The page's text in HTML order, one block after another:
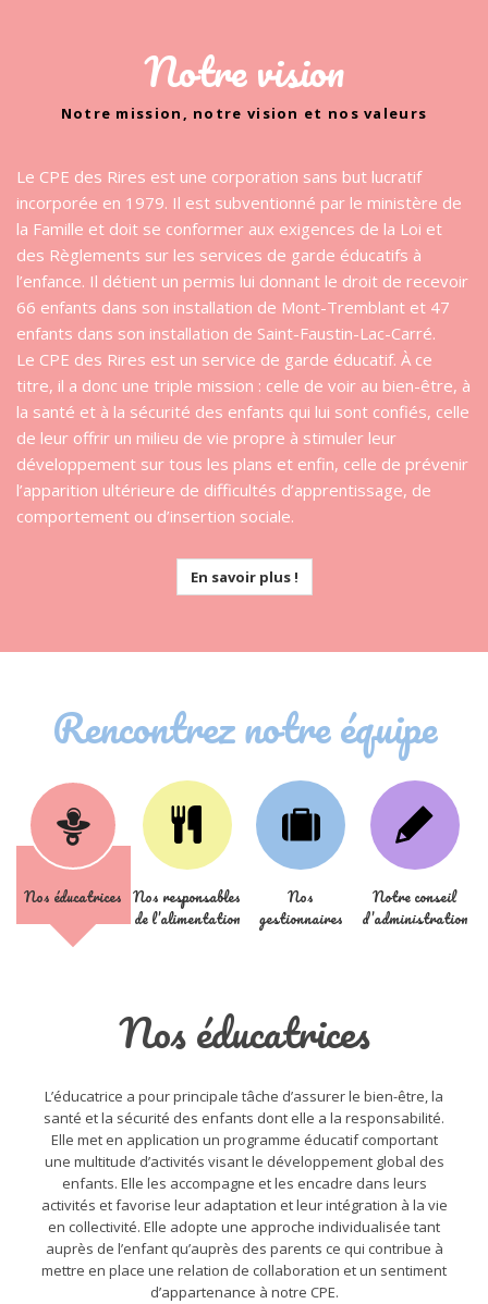
Notre vision
Notre mission, notre vision et nos valeurs
Le CPE des Rires est une corporation sans but lucratif
incorporée en 1979. Il est subventionné par le ministère de
la Famille et doit se conformer aux exigences de la Loi et
des Règlements sur les services de garde éducatifs à
l’enfance. Il détient un permis lui donnant le droit de recevoir
66 enfants dans son installation de Mont-Tremblant et 47
enfants dans son installation de Saint-Faustin-Lac-Carré.
Le CPE des Rires est un service de garde éducatif. À ce
titre, il a donc une triple mission : celle de voir au bien-être, à
la santé et à la sécurité des enfants qui lui sont confiés, celle
de leur offrir un milieu de vie propre à stimuler leur
développement sur tous les plans et enfin, celle de prévenir
l’apparition ultérieure de difficultés d’apprentissage, de
comportement ou d’insertion sociale.
En savoir plus !
Rencontrez notre équipe
Nos éducatrices Nos responsables
de l’alimentation
Nos
gestionnaires
Notre conseil
d’administration
Nos éducatrices
L’éducatrice a pour principale tâche d’assurer le bien-être, la
santé et la sécurité des enfants dont elle a la responsabilité.
Elle met en application un programme éducatif comportant
une multitude d’activités visant le développement global des
enfants. Elle les accompagne et les encadre dans leurs
activités et favorise leur adaptation et leur intégration à la vie
en collectivité. Elle adopte une approche individualisée tant
auprès de l’enfant qu’auprès des parents ce qui contribue à
mettre en place une relation de collaboration et un sentiment
d’appartenance à notre CPE.